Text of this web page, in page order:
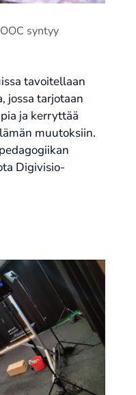
syntyy
tavoitellaan
jossa tarjotaan
ja kerryttää
muutoksiin.
Digivisio-